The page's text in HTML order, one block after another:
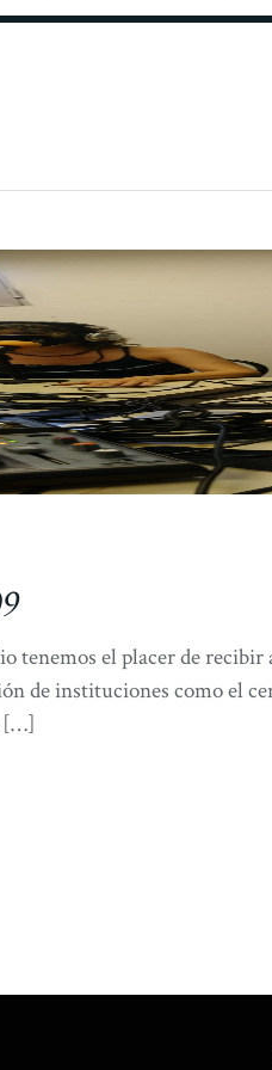
tenemos el placer de
de instituciones como el
[…]